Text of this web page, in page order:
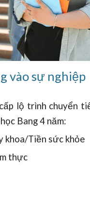
vào sự nghiệp
lộ trình chuyển
Bang 4 năm:
khoa/Tiền sức khỏe
thực